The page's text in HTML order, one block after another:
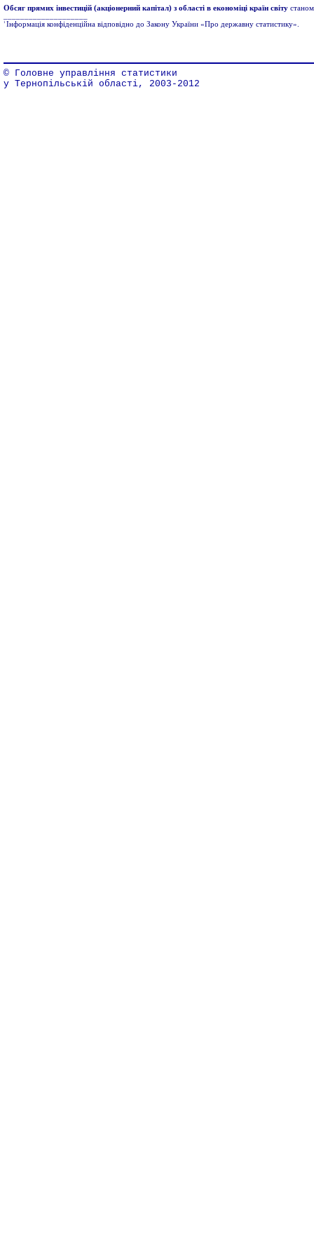
Обсяг прямих інвестицій (акціонерний капітал) з області в економіці країн світу
1 Інформація конфіденційна відповідно до Закону України «Про державну статистику».
© Головне управління статистики
у Тернопільській області, 2003-2012